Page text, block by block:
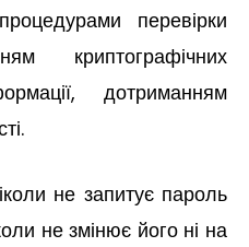
перевірки
криптографічних
дотриманням
не запитує пароль
не змінює його ні на